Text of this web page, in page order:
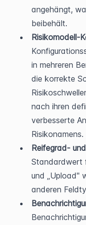
angehängt,
beibehält.
Risikomodell-
in mehreren
die korrekte
nach ihren
verbesserte
Risikonamens.
Reifegrad-
Standardwert
und „Upload"
anderen